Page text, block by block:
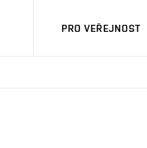
PRO VEŘEJNOST